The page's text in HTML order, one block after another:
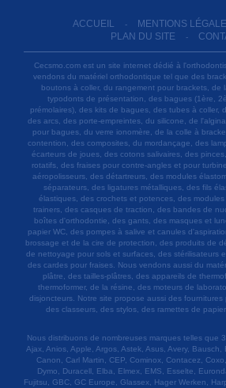
ACCUEIL - MENTIONS
PLAN DU SITE -
Cecsmo.com est un site internet dédié à
vendons du matériel orthodontique tel que des
boutons à coller, du rangement pour brackets, de
typodonts de présentation, des bagues (1ère,
prémolaires), des kits de bagues, des tubes à coller,
des arcs, des porte-empreintes, du silicone, de
pour bagues, du verre ionomère, de la colle à
contention, des composites, du mordançage, des
écarteurs de joues, des cotons salivaires, des
rotatifs, des fraises pour contre-angles et pour
aéropolisseurs, des détartreurs, des modules
séparateurs, des ligatures métalliques, des fils
élastiques, des crochets et potences, des
trainers, des casques de traction, des bandes de
boîtes d'orthodontie, des gants, des masques et
papier WC, des pompes à salive et canules
brossage et de la cire de protection, des produits de
de nettoyage pour sols et surfaces, des stérilisateurs
des cardes pour fraises. Nous vendons aussi du
plâtre, des tailles-plâtres, des appareils de
thermoformer, de la résine, des moteurs de
disjoncteurs. Notre site propose aussi des
des classeurs, des stylos, des ramettes de
Nous distribuons de nombreuses marques telles que
Ajax, Anios, Apple, Argos, Astek, Asus, Avery, Bausch,
Canon, Carl Martin, CEP, Cominox, Contacez,
Dymo, Duracell, Elba, Elmex, EMS, Esselte,
Fujitsu, GBC, GC Europe, Glassex, Hager Werken,